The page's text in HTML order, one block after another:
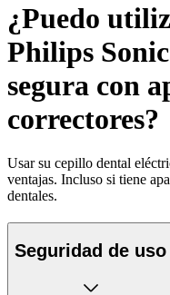
¿Puedo
Philips
segura con
correctores?
Usar su cepillo dental
ventajas. Incluso si tiene
dentales.
Seguridad de uso